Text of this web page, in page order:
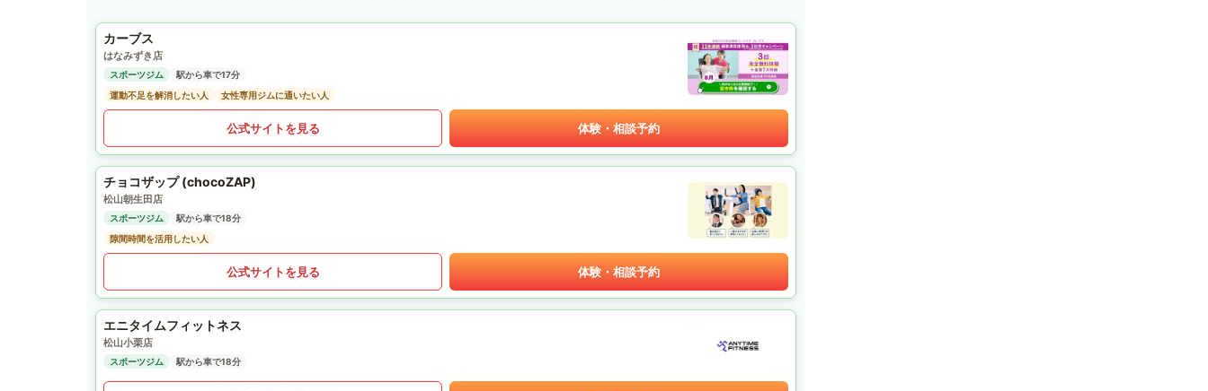
カーブス
はなみずき店
スポーツジム
駅から車で17分
運動不足を解消したい人
女性専用ジムに通いたい人
公式サイトを見る 体験・相談予約
チョコザップ (chocoZAP)
松山朝生田店
スポーツジム
駅から車で18分
隙間時間を活用したい人
公式サイトを見る 体験・相談予約
エニタイムフィットネス
松山小栗店
スポーツジム 駅から車で18分